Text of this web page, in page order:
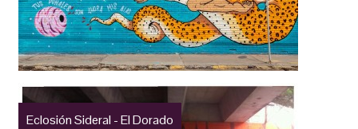
Eclosión Sideral - El Dorado